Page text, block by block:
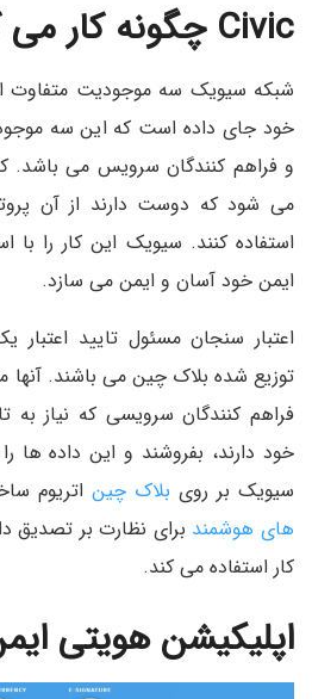
Civic چگونه کار می کند؟
شبکه سیویک سه موجودیت متفاوت
خود جای داده است که این سه
و فراهم کنندگان سرویس می باشد.
می شود که دوست دارند از آن
استفاده کنند. سیویک این کار را با
ایمن خود آسان و ایمن می سازد.
اعتبار سنجان مسئول تایید
توزیع شده بلاک چین می باشند. آنها
فراهم کنندگان سرویسی که نیاز
سیویک بر روی بلاک چین اتریوم
های هوشمند برای نظارت بر تصدیق
کار استفاده می کند.
اپلیکیشن هویتی